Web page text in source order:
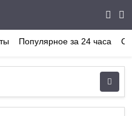
Популярное за 24 часа